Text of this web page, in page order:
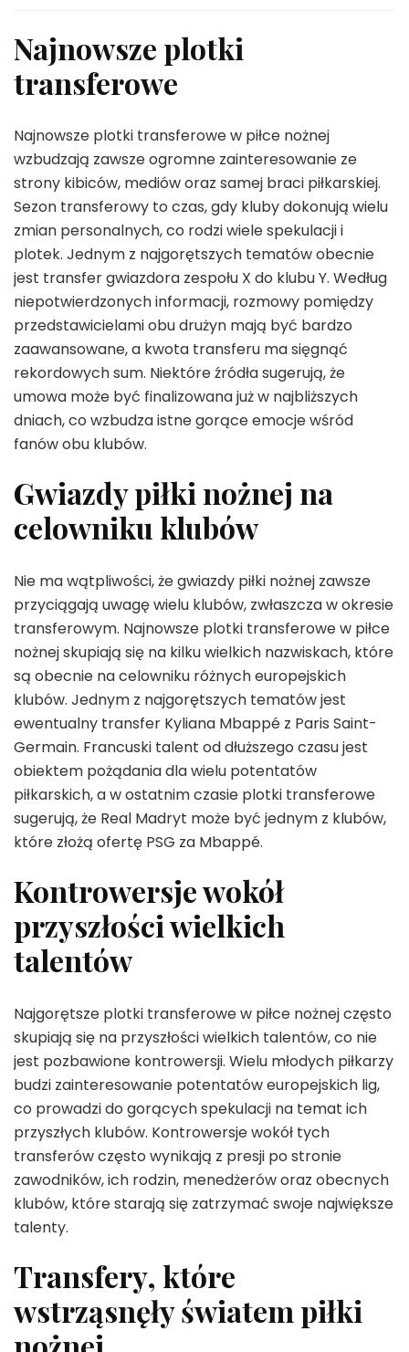
Najnowsze plotki
transferowe
Najnowsze plotki transferowe w piłce nożnej
wzbudzają zawsze ogromne zainteresowanie ze
strony kibiców, mediów oraz samej braci piłkarskiej.
Sezon transferowy to czas, gdy kluby dokonują wielu
zmian personalnych, co rodzi wiele spekulacji i
plotek. Jednym z najgorętszych tematów obecnie
jest transfer gwiazdora zespołu X do klubu Y. Według
niepotwierdzonych informacji, rozmowy pomiędzy
przedstawicielami obu drużyn mają być bardzo
zaawansowane, a kwota transferu ma sięgnąć
rekordowych sum. Niektóre źródła sugerują, że
umowa może być finalizowana już w najbliższych
dniach, co wzbudza istne gorące emocje wśród
fanów obu klubów.
Gwiazdy piłki nożnej na
celowniku klubów
Nie ma wątpliwości, że gwiazdy piłki nożnej zawsze
przyciągają uwagę wielu klubów, zwłaszcza w okresie
transferowym. Najnowsze plotki transferowe w piłce
nożnej skupiają się na kilku wielkich nazwiskach, które
są obecnie na celowniku różnych europejskich
klubów. Jednym z najgorętszych tematów jest
ewentualny transfer Kyliana Mbappé z Paris Saint-
Germain. Francuski talent od dłuższego czasu jest
obiektem pożądania dla wielu potentatów
piłkarskich, a w ostatnim czasie plotki transferowe
sugerują, że Real Madryt może być jednym z klubów,
które złożą ofertę PSG za Mbappé.
Kontrowersje wokół
przyszłości wielkich
talentów
Najgorętsze plotki transferowe w piłce nożnej często
skupiają się na przyszłości wielkich talentów, co nie
jest pozbawione kontrowersji. Wielu młodych piłkarzy
budzi zainteresowanie potentatów europejskich lig,
co prowadzi do gorących spekulacji na temat ich
przyszłych klubów. Kontrowersje wokół tych
transferów często wynikają z presji po stronie
zawodników, ich rodzin, menedżerów oraz obecnych
klubów, które starają się zatrzymać swoje największe
talenty.
Transfery, które
wstrząsnęły światem piłki